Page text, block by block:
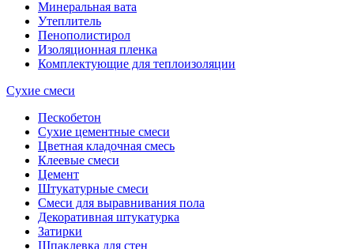
Минеральная вата
Утеплитель
Пенополистирол
Изоляционная пленка
Комплектующие для теплоизоляции
Сухие смеси
Пескобетон
Сухие цементные смеси
Цветная кладочная смесь
Клеевые смеси
Цемент
Штукатурные смеси
Смеси для выравнивания пола
Декоративная штукатурка
Затирки
Шпаклевка для стен